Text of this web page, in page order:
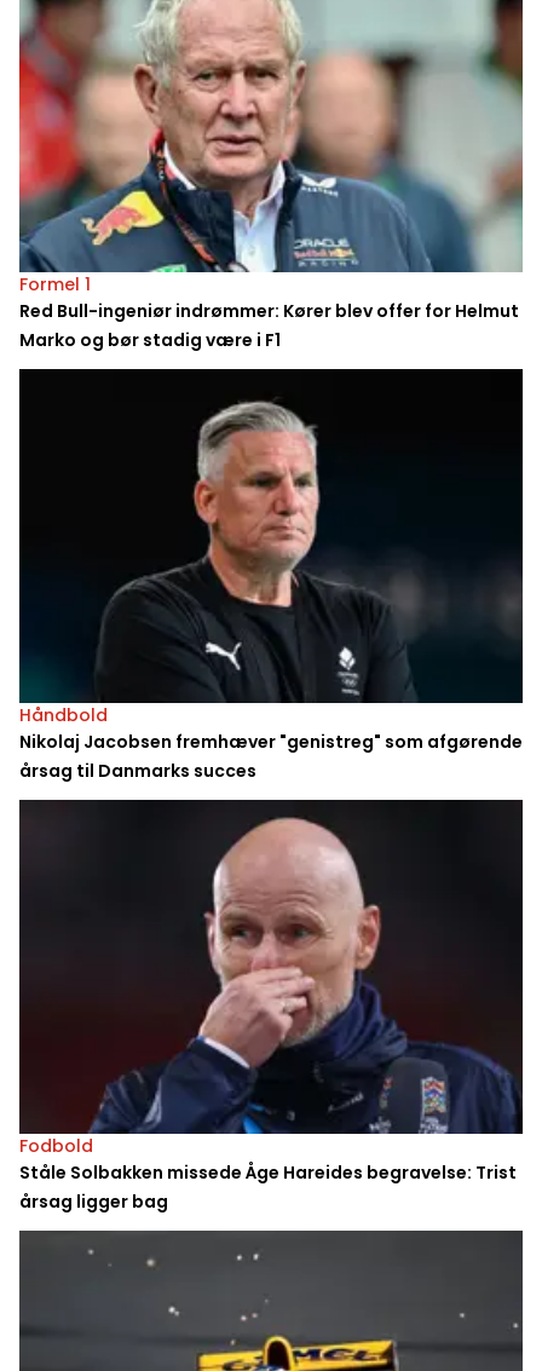
Formel 1
Red Bull-ingeniør indrømmer: Kører blev offer for Helmut
Marko og bør stadig være i F1
Håndbold
Nikolaj Jacobsen fremhæver "genistreg" som afgørende
årsag til Danmarks succes
Fodbold
Ståle Solbakken missede Åge Hareides begravelse: Trist
årsag ligger bag